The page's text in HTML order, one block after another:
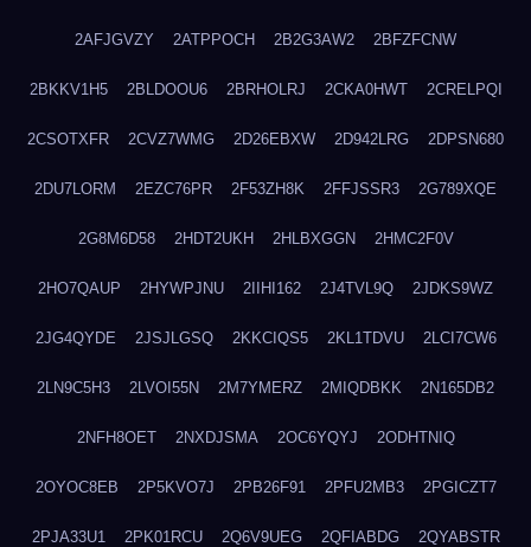
2AFJGVZY 2ATPPOCH 2B2G3AW2 2BFZFCNW
2BKKV1H5 2BLDOOU6 2BRHOLRJ 2CKA0HWT 2CRELPQI
2CSOTXFR 2CVZ7WMG 2D26EBXW 2D942LRG 2DPSN680
2DU7LORM 2EZC76PR 2F53ZH8K 2FFJSSR3 2G789XQE
2G8M6D58 2HDT2UKH 2HLBXGGN 2HMC2F0V
2HO7QAUP 2HYWPJNU 2IIHI162 2J4TVL9Q 2JDKS9WZ
2JG4QYDE 2JSJLGSQ 2KKCIQS5 2KL1TDVU 2LCI7CW6
2LN9C5H3 2LVOI55N 2M7YMERZ 2MIQDBKK 2N165DB2
2NFH8OET 2NXDJSMA 2OC6YQYJ 2ODHTNIQ
2OYOC8EB 2P5KVO7J 2PB26F91 2PFU2MB3 2PGICZT7
2PJA33U1 2PK01RCU 2Q6V9UEG 2QFIABDG 2QYABSTR